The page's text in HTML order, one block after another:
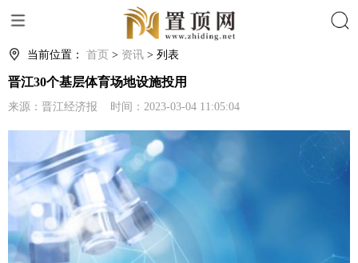
当前位置： 首页 > 资讯 > 列表
晋江30个基层体育场地设施投用
来源：晋江经济报 时间：2023-03-04 11:05:04